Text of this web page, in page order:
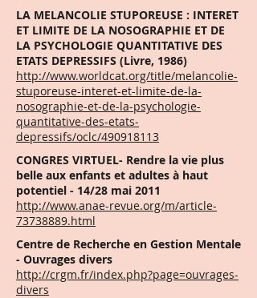
LA MELANCOLIE STUPOREUSE : INTERET
ET LIMITE DE LA NOSOGRAPHIE ET DE
LA PSYCHOLOGIE QUANTITATIVE DES
ETATS DEPRESSIFS (Livre, 1986)
http://www.worldcat.org/title/melancolie-
stuporeuse-interet-et-limite-de-la-
nosographie-et-de-la-psychologie-
quantitative-des-etats-
depressifs/oclc/490918113
CONGRES VIRTUEL- Rendre la vie plus
belle aux enfants et adultes à haut
potentiel - 14/28 mai 2011
http://www.anae-revue.org/m/article-
73738889.html
Centre de Recherche en Gestion Mentale
- Ouvrages divers
http://crgm.fr/index.php?page=ouvrages-
divers